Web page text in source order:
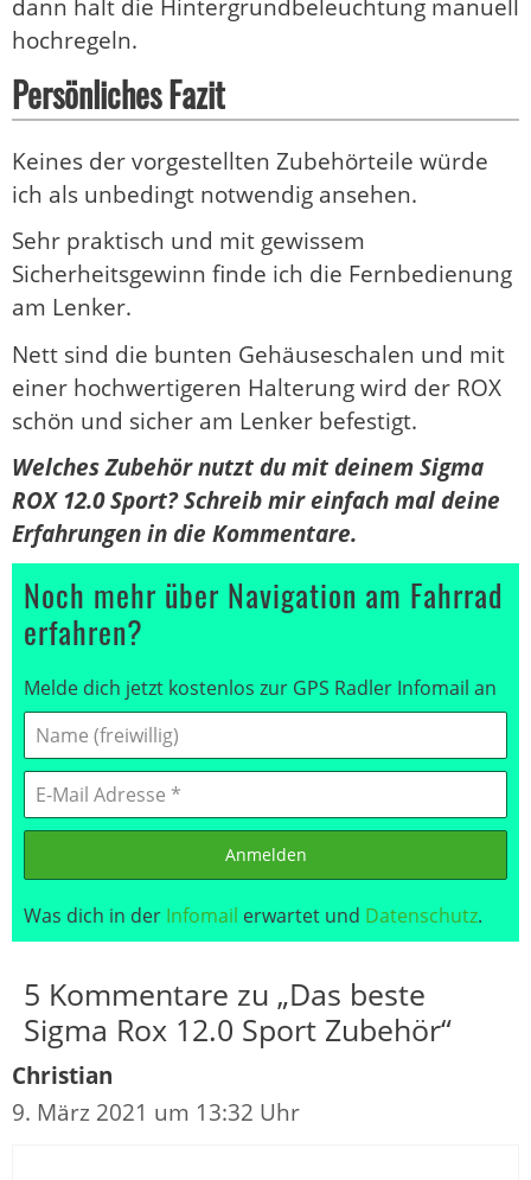
dann halt die Hintergrundbeleuchtung manuell
hochregeln.
Persönliches Fazit
Keines der vorgestellten Zubehörteile würde
ich als unbedingt notwendig ansehen.
Sehr praktisch und mit gewissem
Sicherheitsgewinn finde ich die Fernbedienung
am Lenker.
Nett sind die bunten Gehäuseschalen und mit
einer hochwertigeren Halterung wird der ROX
schön und sicher am Lenker befestigt.
Welches Zubehör nutzt du mit deinem Sigma
ROX 12.0 Sport? Schreib mir einfach mal deine
Erfahrungen in die Kommentare.
Noch mehr über Navigation am Fahrrad
erfahren?
Melde dich jetzt kostenlos zur GPS Radler Infomail an
Anmelden
Was dich in der Infomail erwartet und Datenschutz.
5 Kommentare zu „Das beste
Sigma Rox 12.0 Sport Zubehör“
Christian
9. März 2021 um 13:32 Uhr